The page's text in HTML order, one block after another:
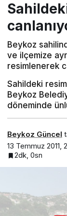
Beykoz
ve ilçemize
resimlenerek
Sahildeki
Beykoz
döneminde
Beykoz Güncel
13 Temmuz 2011,
2dk, 0sn